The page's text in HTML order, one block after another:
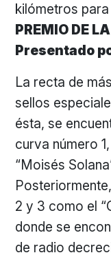
kilómetros para
PREMIO DE
Presentado
La recta de
sellos
ésta, se
curva número
“Moisés
2 y 3 como el
donde se
de radio